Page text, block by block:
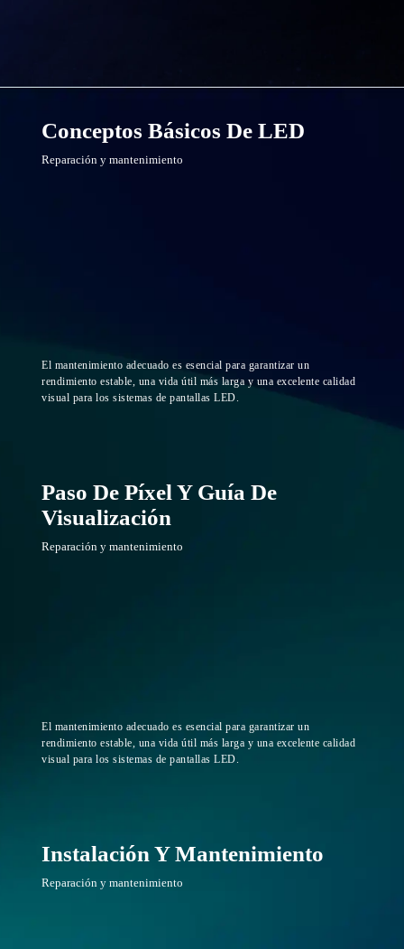
Conceptos Básicos De LED
Reparación y mantenimiento
El mantenimiento adecuado es esencial para garantizar un
rendimiento estable, una vida útil más larga y una excelente calidad
visual para los sistemas de pantallas LED.
Paso De Píxel Y Guía De
Visualización
Reparación y mantenimiento
El mantenimiento adecuado es esencial para garantizar un
rendimiento estable, una vida útil más larga y una excelente calidad
visual para los sistemas de pantallas LED.
Instalación Y Mantenimiento
Reparación y mantenimiento